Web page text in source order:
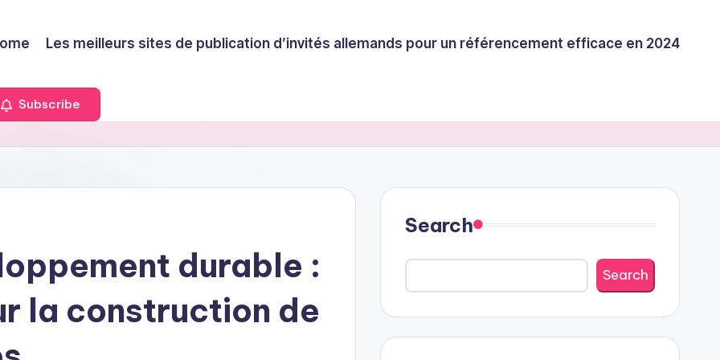
Les meilleurs sites de publication d’invités allemands pour un référencement efficace en 2024
Subscribe
durable :
la construction de
Search
Search